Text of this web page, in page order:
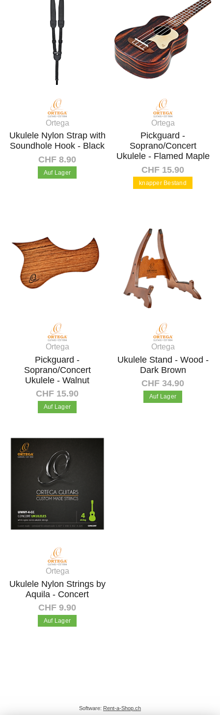
Ortega
Ukulele Nylon Strap with
Soundhole Hook - Black
CHF 8.90
Auf Lager
Ortega
Pickguard -
Soprano/Concert
Ukulele - Flamed Maple
CHF 15.90
knapper Bestand
Ortega
Pickguard -
Soprano/Concert
Ukulele - Walnut
CHF 15.90
Auf Lager
In den Warenkorb
Ortega
Ukulele Stand - Wood -
Dark Brown
CHF 34.90
Auf Lager
Ortega
Ukulele Nylon Strings by
Aquila - Concert
CHF 9.90
Auf Lager
Software: Rent-a-Shop.ch